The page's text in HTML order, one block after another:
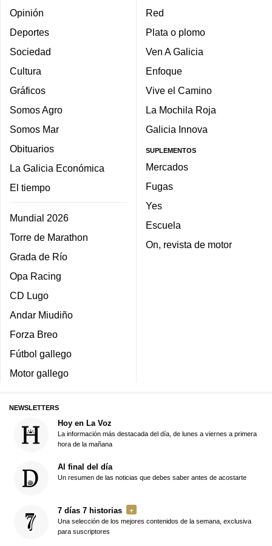
Opinión
Deportes
Sociedad
Cultura
Gráficos
Somos Agro
Somos Mar
Obituarios
La Galicia Económica
El tiempo
Mundial 2026
Torre de Marathon
Grada de Río
Opa Racing
CD Lugo
Andar Miudiño
Forza Breo
Fútbol gallego
Motor gallego
Red
Plata o plomo
Ven A Galicia
Enfoque
Vive el Camino
La Mochila Roja
Galicia Innova
SUPLEMENTOS
Mercados
Fugas
Yes
Escuela
On, revista de motor
NEWSLETTERS
Hoy en La Voz
La información más destacada del día, de lunes a viernes a primera
hora de la mañana
Al final del día
Un resumen de las noticias que debes saber antes de acostarte
7 días 7 historias
Una selección de los mejores contenidos de la semana, exclusiva
para suscriptores